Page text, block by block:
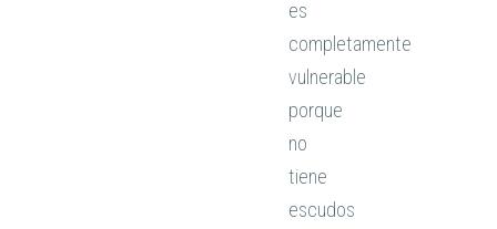
es
completamente
vulnerable
porque
no
tiene
escudos